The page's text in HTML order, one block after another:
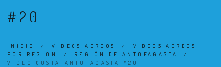
#20
INICIO /VIDEOS AEREOS / VIDEOS AEREOS
POR REGION
/ REGIÓN DE ANTOFAGASTA
/
VIDEO COSTA_ANTOFAGASTA #20